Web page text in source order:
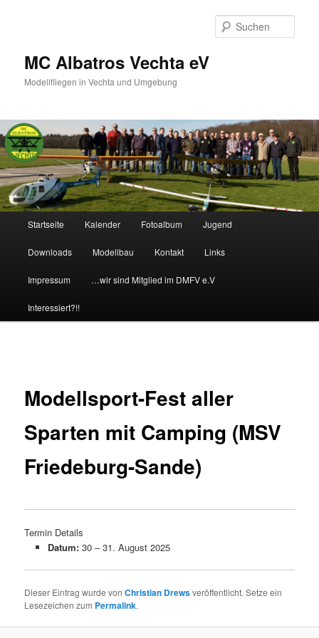
MC Albatros Vechta eV
Modellfliegen in Vechta und Umgebung
Zum Inhalt wechseln
Zum sekundären Inhalt wechseln
Startseite Kalender Fotoalbum Jugend
Downloads Modellbau Kontakt Links
Impressum …wir sind Mitglied im DMFV e.V
Interessiert?!!
Modellsport-Fest aller
Sparten mit Camping (MSV
Friedeburg-Sande)
Termin Details
Datum: 30–31. August 2025
Dieser Eintrag wurde vonChristian Drewsveröffentlicht. Setze ein
Lesezeichen zum Permalink.